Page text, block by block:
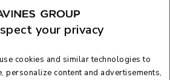
your privacy
cookies and similar technologies to
personalize content and advertisements,
USA del premio